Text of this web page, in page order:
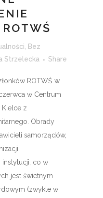
Bez
Strzelecka Share
ROTWŚ w
w Centrum
Kielce z
Obrady
samorządów,
co w
jest świetnym
(zwykle w